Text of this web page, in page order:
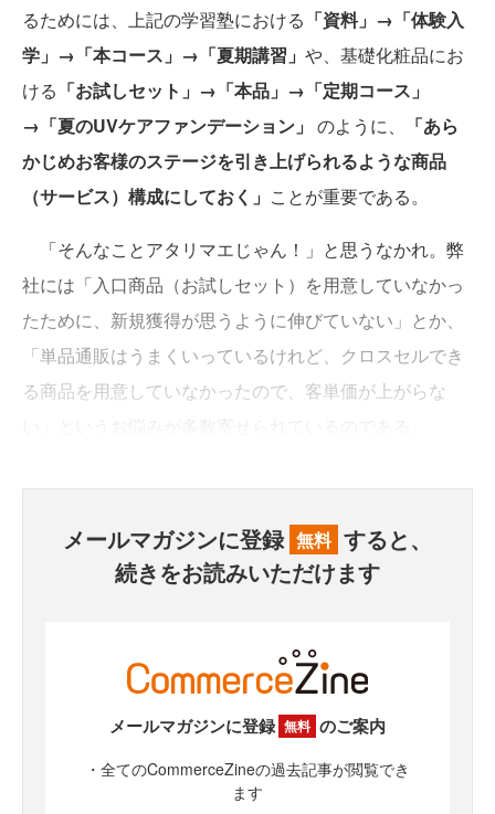
るためには、上記の学習塾における 「資料」→「体験入
学」→「本コース」→「夏期講習」 や、基礎化粧品にお
ける 「お試しセット」→「本品」→「定期コース」
→「夏のUVケアファンデーション」 のように、
「あら
かじめお客様のステージを引き上げられるような商品
（サービス）構成にしておく」 ことが重要である。
「そんなことアタリマエじゃん！」と思うなかれ。弊
社には「入口商品（お試しセット）を用意していなかっ
たために、新規獲得が思うように伸びていない」とか、
「単品通販はうまくいっているけれど、クロスセルでき
る商品を用意していなかったので、客単価が上がらな
メールマガジンに登録 無料 すると、
続きをお読みいただけます
メールマガジンに登録 無料 のご案内
・全てのCommerceZineの過去記事が閲覧でき
ます